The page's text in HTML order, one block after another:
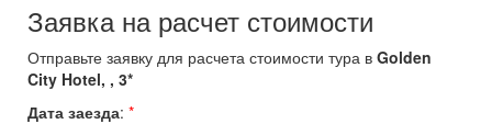
Заявка на расчет стоимости
Отправьте заявку для расчета стоимости тура в Golden
City Hotel, , 3*
Дата заезда: *